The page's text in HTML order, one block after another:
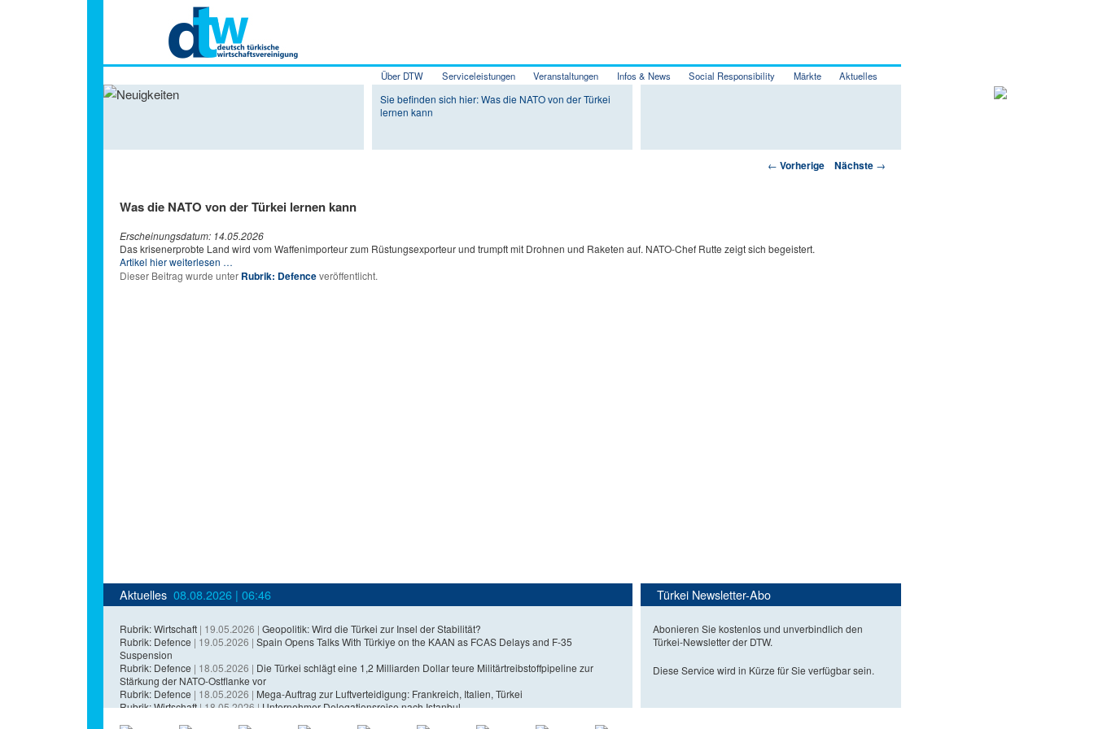
Zum Inhalt wechseln
Zum sekundären Inhalt wechseln
Über DTW Serviceleistungen Veranstaltungen Infos & News Social Responsibility Märkte Aktuelles
Sie befinden sich hier: Was die NATO von der Türkei
lernen kann
Artikelnavigation
← Vorherige Nächste →
Was die NATO von der Türkei lernen kann
Erscheinungsdatum: 14.05.2026
Das krisenerprobte Land wird vom Waffenimporteur zum Rüstungsexporteur und trumpft mit Drohnen und Raketen auf. NATO-Chef Rutte zeigt sich begeistert.
Artikel hier weiterlesen …
Dieser Beitrag wurde unter Rubrik: Defenceveröffentlicht.
Aktuelles 08.08.2026 | 06:46
Rubrik: Wirtschaft | 19.05.2026 | Geopolitik: Wird die Türkei zur Insel der Stabilität?
Rubrik: Defence | 19.05.2026 | Spain Opens Talks With Türkiye on the KAAN as FCAS Delays and F-35
Suspension
Rubrik: Defence | 18.05.2026 | Die Türkei schlägt eine 1,2 Milliarden Dollar teure Militärtreibstoffpipeline zur
Stärkung der NATO-Ostflanke vor
Rubrik: Defence | 18.05.2026 | Mega-Auftrag zur Luftverteidigung: Frankreich, Italien, Türkei
Rubrik: Wirtschaft| 18.05.2026 |Unternehmer-Delegationsreise nach Istanbul
Türkei Newsletter-Abo
Abonieren Sie kostenlos und unverbindlich den
Türkei-Newsletter der DTW.
Diese Service wird in Kürze für Sie verfügbar sein.